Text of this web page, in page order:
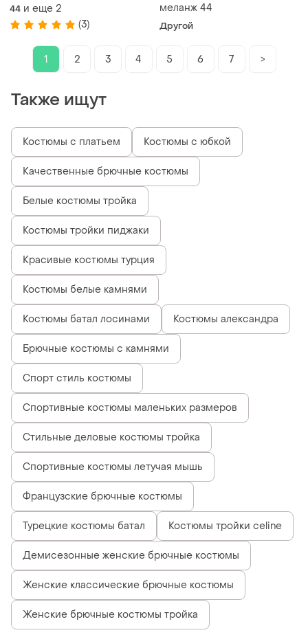
палаццо натуральная
вискоза турецкая меланж
серый
44 и еще 2
(3)
меланж 44
Другой
1 2 3 4 5 6 7 >
Также ищут
Костюмы с платьем Костюмы с юбкой
Качественные брючные костюмы
Белые костюмы тройка
Костюмы тройки пиджаки
Красивые костюмы турция
Костюмы белые камнями
Костюмы батал лосинами Костюмы александра
Брючные костюмы с камнями
Спорт стиль костюмы
Спортивные костюмы маленьких размеров
Стильные деловые костюмы тройка
Спортивные костюмы летучая мышь
Французские брючные костюмы
Турецкие костюмы батал Костюмы тройки celine
Демисезонные женские брючные костюмы
Женские классические брючные костюмы
Женские брючные костюмы тройка